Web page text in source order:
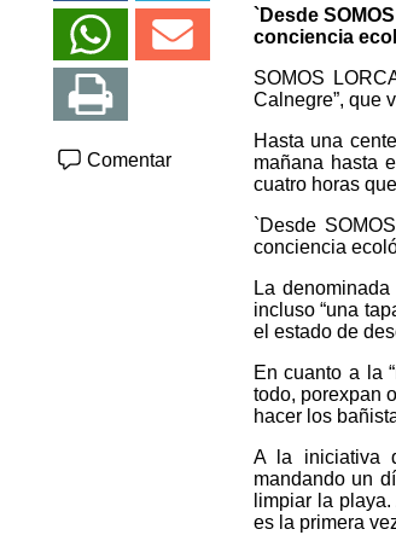
Comentar
`Desde
conciencia
SOMOS
Calnegre”, que
Hasta una
mañana hasta
cuatro horas
`Desde
conciencia
La
incluso “una
el estado de
En cuanto a la
todo, porexpan
hacer los
A la iniciativa
mandando un
limpiar la
es la primera